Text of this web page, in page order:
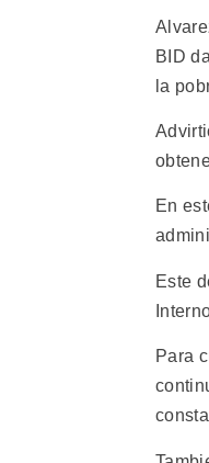
BID
la
En
Este
Para